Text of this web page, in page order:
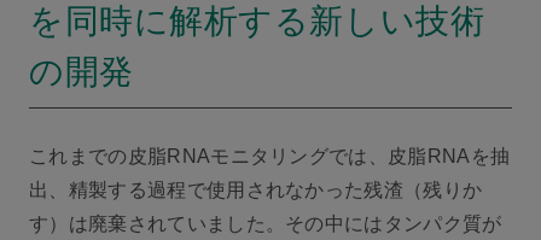
を同時に解析する新しい技術
の開発
これまでの皮脂RNAモニタリングでは、皮脂RNAを抽
出、精製する過程で使用されなかった残渣（残りか
す）は廃棄されていました。その中にはタンパク質が